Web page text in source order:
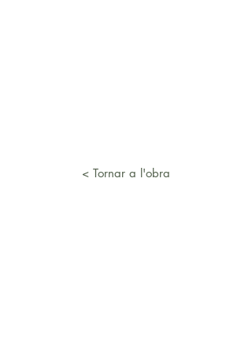
< Tornar a l'obra